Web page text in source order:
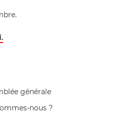
générale
nous ?